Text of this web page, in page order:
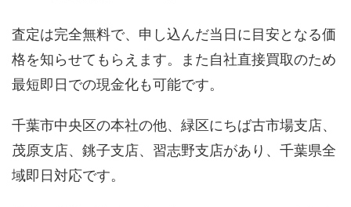
査定は完全無料で、申し込んだ当日に目安となる価
格を知らせてもらえます。また自社直接買取のため
最短即日での現金化も可能です。
千葉市中央区の本社の他、緑区にちば古市場支店、
茂原支店、銚子支店、習志野支店があり、千葉県全
域即日対応です。